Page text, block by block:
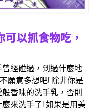
以抓食物吃，
經碰過，到過什麼地
願意多想吧! 除非你是
香味的洗手乳，否則
來洗手了! 如果是用美